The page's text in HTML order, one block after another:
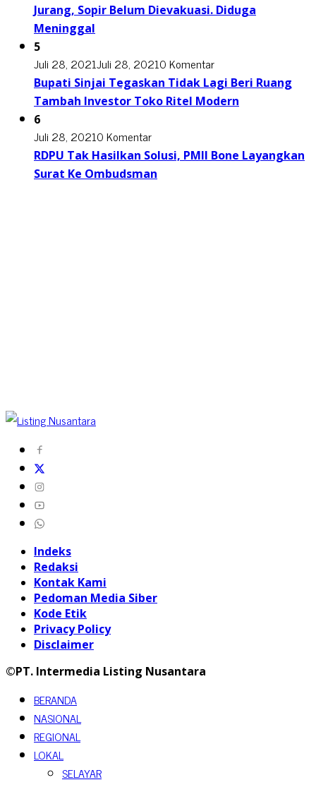
Jurang, Sopir Belum Dievakuasi. Diduga
Meninggal
5
Juli 28, 2021Juli 28, 20210 Komentar
Bupati Sinjai Tegaskan Tidak Lagi Beri Ruang
Tambah Investor Toko Ritel Modern
6
Juli 28, 20210 Komentar
RDPU Tak Hasilkan Solusi, PMII Bone Layangkan
Surat Ke Ombudsman
Indeks
Redaksi
Kontak Kami
Pedoman Media Siber
Kode Etik
Privacy Policy
Disclaimer
©PT. Intermedia Listing Nusantara
BERANDA
NASIONAL
REGIONAL
LOKAL
SELAYAR